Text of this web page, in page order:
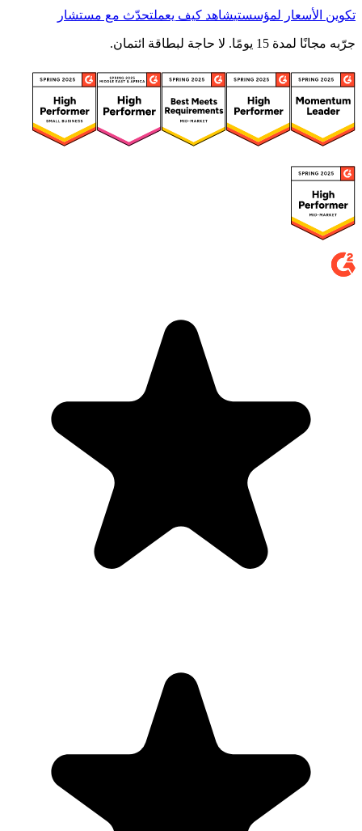
تكوين الأسعار لمؤسستيشاهد كيف يعملتحدّث مع مستشار
جرّبه مجانًا لمدة 15 يومًا. لا حاجة لبطاقة ائتمان.